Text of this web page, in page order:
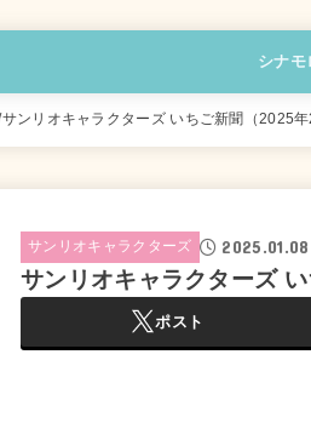
シナモ
サンリオキャラクターズ いちご新聞（2025年
サンリオキャラクターズ 2025.01.08
サンリオキャラクターズ
ポスト